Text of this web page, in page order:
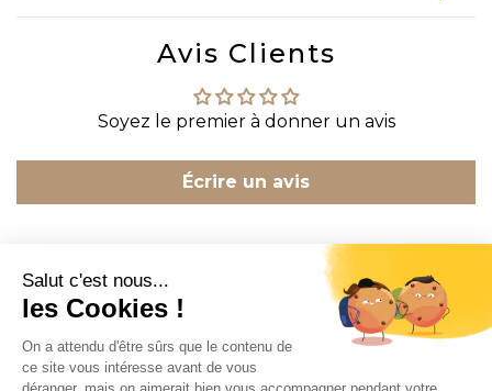
Avis Clients
Soyez le premier à donner un avis
Écrire un avis
CONTACT
INFORMATION